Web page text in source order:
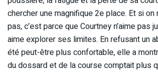
chercher une magnifique 2e place. Et si on
pas, c’est parce que Courtney n’aime pas
aime explorer ses limites. En refusant un
été peut-être plus confortable, elle a
du dossard et de la course comptait plus